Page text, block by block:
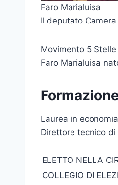
Faro Marialuisa
Il deputato
Movimento 5 Stelle
Faro Marialuisa
Laurea in
Direttore tecnico di
ELETTO NELLA
COLLEGIO DI